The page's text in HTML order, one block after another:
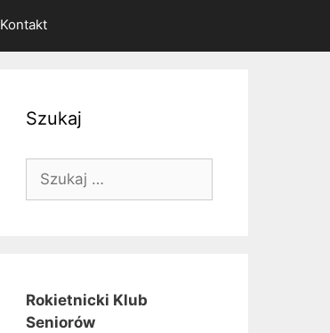
Kontakt
Szukaj
Szukaj:
Rokietnicki Klub
Seniorów